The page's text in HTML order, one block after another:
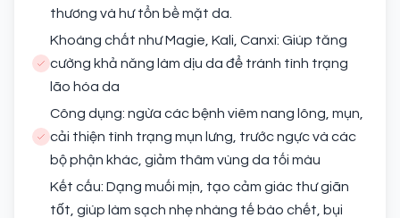
thương và hư tổn bề mặt da.
Khoáng chất như Magie, Kali, Canxi: Giúp tăng
cường khả năng làm dịu da để tránh tình trạng
lão hóa da
Công dụng: ngừa các bệnh viêm nang lông, mụn,
cải thiện tình trạng mụn lưng, trước ngực và các
bộ phận khác, giảm thâm vùng da tối màu
Kết cấu: Dạng muối mịn, tạo cảm giác thư giãn
tốt, giúp làm sạch nhẹ nhàng tế bào chết, bụi